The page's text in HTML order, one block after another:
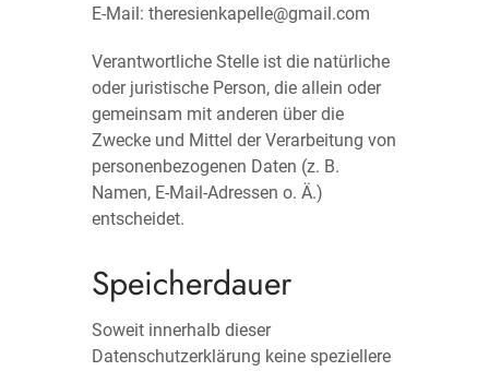
E-Mail: theresienkapelle@gmail.com
Verantwortliche Stelle ist die natürliche
oder juristische Person, die allein oder
gemeinsam mit anderen über die
Zwecke und Mittel der Verarbeitung von
personenbezogenen Daten (z. B.
Namen, E-Mail-Adressen o. Ä.)
entscheidet.
Speicherdauer
Soweit innerhalb dieser
Datenschutzerklärung keine speziellere